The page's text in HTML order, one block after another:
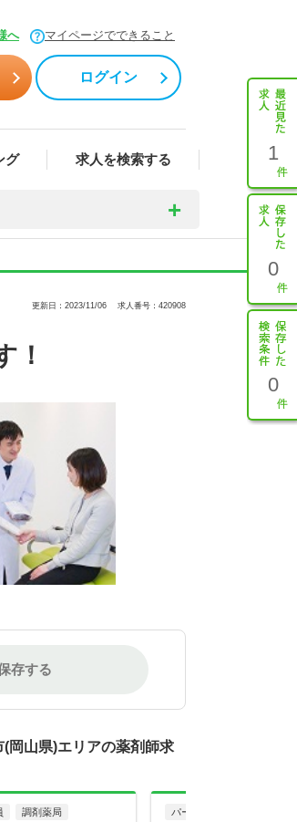
へ マイページでできること
ログイン
グ 求人を検索する 1
0
0
更新日：2023/11/06 求人番号：420908
！
存する
(岡山県)エリアの薬剤師求
調剤薬局 パート・アルバイト